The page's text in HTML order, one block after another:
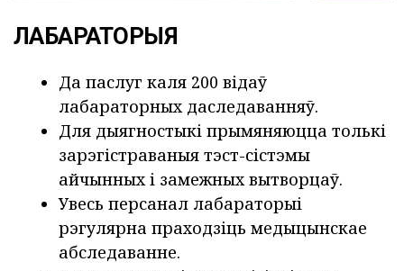
ЛАБАРАТОРЫЯ
Да паслуг каля 200 відаў
лабараторных даследаванняў.
Для дыягностыкі прымяняюцца толькі
зарэгістраваныя тэст-сістэмы
айчынных і замежных вытворцаў.
Увесь персанал лабараторыі
рэгулярна праходзіць медыцынскае
абследаванне.